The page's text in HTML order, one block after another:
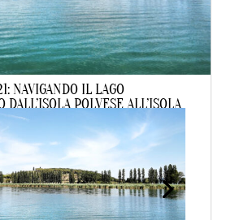
NAVIGANDO IL LAGO
POLVESE ALL’ISOLA
PARTE)
Lug 8, 2021 IN EVIDENZA, TRAVEL